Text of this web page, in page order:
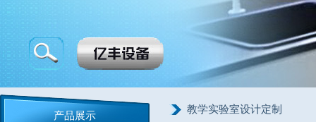
产品展示
教学实验室设计定制